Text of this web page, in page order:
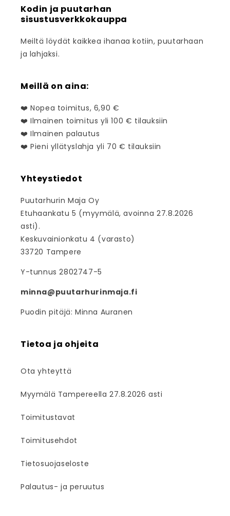
Kodin ja puutarhan
sisustusverkkokauppa
Meiltä löydät kaikkea ihanaa kotiin, puutarhaan
ja lahjaksi.
Meillä on aina:
❤️ Nopea toimitus, 6,90 €
❤️ Ilmainen toimitus yli 100 € tilauksiin
❤️ Ilmainen palautus
❤️ Pieni yllätyslahja yli 70 € tilauksiin
Yhteystiedot
Puutarhurin Maja Oy
Etuhaankatu 5 (myymälä, avoinna 27.8.2026
asti).
Keskuvainionkatu 4 (varasto)
33720 Tampere
Y-tunnus 2802747-5
minna@puutarhurinmaja.fi
Puodin pitäjä: Minna Auranen
Tietoa ja ohjeita
Ota yhteyttä
Myymälä Tampereella 27.8.2026 asti
Toimitustavat
Toimitusehdot
Tietosuojaseloste
Palautus- ja peruutus